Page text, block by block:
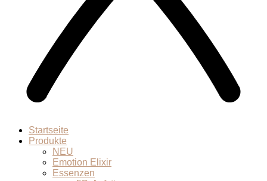
Startseite
Produkte
NEU
Emotion Elixir
Essenzen